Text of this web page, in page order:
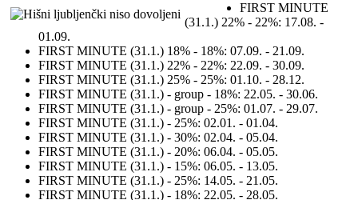
FIRST MINUTE
(31.1.) 22% - 22%: 17.08. -
01.09.
FIRST MINUTE (31.1.) 18% - 18%: 07.09. - 21.09.
FIRST MINUTE (31.1.) 22% - 22%: 22.09. - 30.09.
FIRST MINUTE (31.1.) 25% - 25%: 01.10. - 28.12.
FIRST MINUTE (31.1.) - group - 18%: 22.05. - 30.06.
FIRST MINUTE (31.1.) - group - 25%: 01.07. - 29.07.
FIRST MINUTE (31.1.) - 25%: 02.01. - 01.04.
FIRST MINUTE (31.1.) - 30%: 02.04. - 05.04.
FIRST MINUTE (31.1.) - 20%: 06.04. - 05.05.
FIRST MINUTE (31.1.) - 15%: 06.05. - 13.05.
FIRST MINUTE (31.1.) - 25%: 14.05. - 21.05.
FIRST MINUTE (31.1.) - 18%: 22.05. - 28.05.